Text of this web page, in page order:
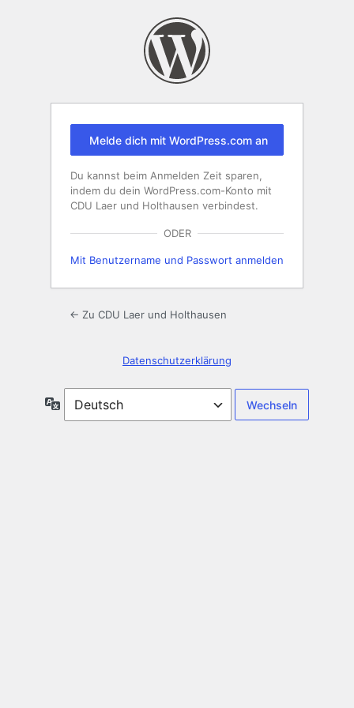
Melde dich mit WordPress.com an
Du kannst beim Anmelden Zeit sparen,
indem du dein WordPress.com-Konto mit
CDU Laer und Holthausen verbindest.
ODER
Mit Benutzername und Passwort anmelden
← Zu CDU Laer und Holthausen
Datenschutzerklärung
Sprache